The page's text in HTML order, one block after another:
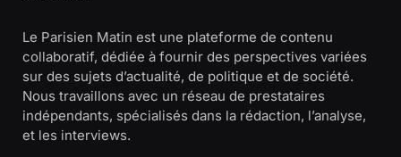
Le Parisien Matin est une plateforme de contenu
collaboratif, dédiée à fournir des perspectives variées
sur des sujets d’actualité, de politique et de société.
Nous travaillons avec un réseau de prestataires
indépendants, spécialisés dans la rédaction, l’analyse,
et les interviews.